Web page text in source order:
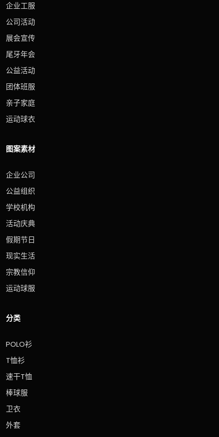
企业工服
公司活动
展会宣传
尾牙年会
公益活动
团体班服
亲子家庭
运动球衣
图案素材
企业公司
公益组织
学校机构
活动庆典
假期节日
现实生活
宗教信仰
运动球服
分类
POLO衫
T恤衫
速干T恤
棒球服
卫衣
外套